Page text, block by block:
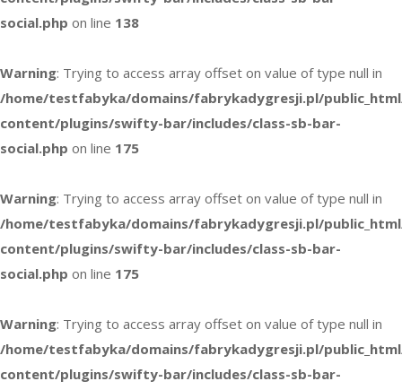
social.php on line 138
Warning: Trying to access array offset on value of type null in
/home/testfabyka/domains/fabrykadygresji.pl/
content/plugins/swifty-bar/includes/class-sb-bar-
social.php on line 175
Warning: Trying to access array offset on value of type null in
/home/testfabyka/domains/fabrykadygresji.pl/
content/plugins/swifty-bar/includes/class-sb-bar-
social.php on line 175
Warning: Trying to access array offset on value of type null in
/home/testfabyka/domains/fabrykadygresji.pl/
content/plugins/swifty-bar/includes/class-sb-bar-